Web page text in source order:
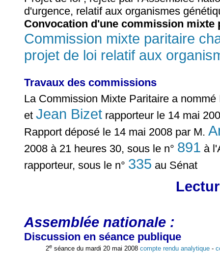
d'urgence, relatif aux organismes
Convocation d'une commission mixte
Commission mixte paritaire
projet de loi relatif aux
Travaux des commissions
La Commission Mixte Paritaire a
et Jean Bizet rapporteur le 14 mai
Rapport déposé le 14 mai 2008 par M.
2008 à 21 heures 30, sous le n° 891 à
rapporteur, sous le n° 335 au Sénat
Assemblée nationale :
Discussion en séance publique
2e séance du mardi 20 mai 2008compte rendu analytique -